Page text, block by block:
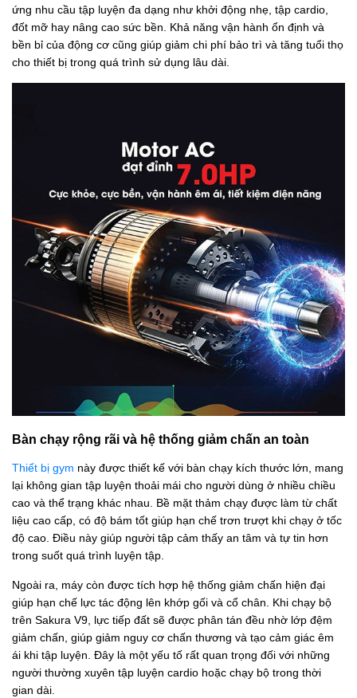
ứng nhu cầu tập luyện đa dạng như khởi động nhẹ, tập cardio,
đốt mỡ hay nâng cao sức bền. Khả năng vận hành ổn định và
bền bỉ của động cơ cũng giúp giảm chi phí bảo trì và tăng tuổi thọ
cho thiết bị trong quá trình sử dụng lâu dài.
Bàn chạy rộng rãi và hệ thống giảm chấn an toàn
Thiết bị gym này được thiết kế với bàn chạy kích thước lớn, mang
lại không gian tập luyện thoải mái cho người dùng ở nhiều chiều
cao và thể trạng khác nhau. Bề mặt thảm chạy được làm từ chất
liệu cao cấp, có độ bám tốt giúp hạn chế trơn trượt khi chạy ở tốc
độ cao. Điều này giúp người tập cảm thấy an tâm và tự tin hơn
trong suốt quá trình luyện tập.
Ngoài ra, máy còn được tích hợp hệ thống giảm chấn hiện đại
giúp hạn chế lực tác động lên khớp gối và cổ chân. Khi chạy bộ
trên Sakura V9, lực tiếp đất sẽ được phân tán đều nhờ lớp đệm
giảm chấn, giúp giảm nguy cơ chấn thương và tạo cảm giác êm
ái khi tập luyện. Đây là một yếu tố rất quan trọng đối với những
người thường xuyên tập luyện cardio hoặc chạy bộ trong thời
gian dài.